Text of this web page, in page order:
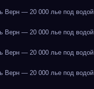
Верн — 20 000 лье под водой
Верн — 20 000 лье под водой
Верн — 20 000 лье под водой
Верн — 20 000 лье под водой